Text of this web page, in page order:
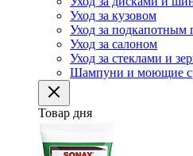
Уход за кузовом
Уход за подкапотным
Уход за салоном
Уход за стеклами и
Шампуни и моющие
Товар дня